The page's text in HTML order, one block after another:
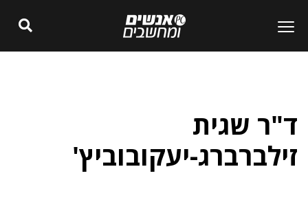
ד"ר שגית
זילברברג-יעקובוביץ'